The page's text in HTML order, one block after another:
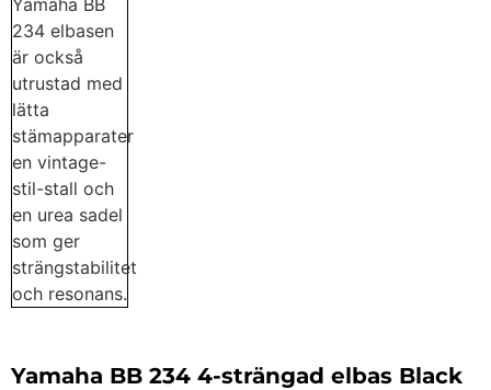
Yamaha BB 234 4-strängad elbas Black